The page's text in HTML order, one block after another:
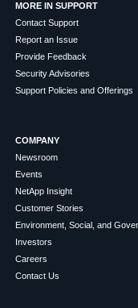
MORE IN SUPPORT
Contact Support
Report an Issue
Provide Feedback
Security Advisories
Support Policies and Offerings
COMPANY
Newsroom
Events
NetApp Insight
Customer Stories
Environment, Social, and
Investors
Careers
Contact Us